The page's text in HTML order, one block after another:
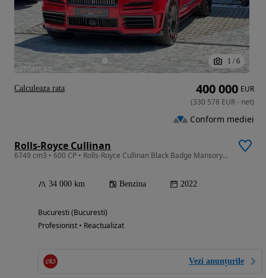
1 / 6
Rolls-Royce Cullinan
6749 cm3 • 600 CP • Rolls-Royce Cullinan Black Badge Mansory Red
34 000 km Benzina 2022
Bucuresti (Bucuresti)
Profesionist • Reactualizat
Vezi anunțurile
400 000 EUR
(330 578 EUR- net)
Conform mediei
Calculeaza rata